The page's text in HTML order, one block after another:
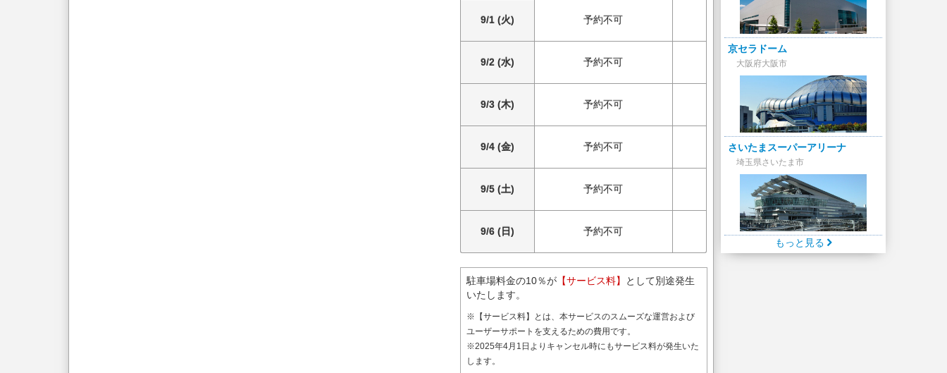
9/1 (火) 予約不可
9/2 (水) 予約不可
9/3 (木) 予約不可
9/4 (金) 予約不可
9/5 (土) 予約不可
9/6 (日) 予約不可
駐車場料金の10％が【サービス料】
として別途発生
いたします。
※【サービス料】とは、本サービスのスムーズな運営および
ユーザーサポートを支えるための費用です。
※2025年4月1日よりキャンセル時にもサービス料が発生いた
します。
京セラドーム
大阪府大阪市
さいたまスーパーアリーナ
埼玉県さいたま市
もっと見る